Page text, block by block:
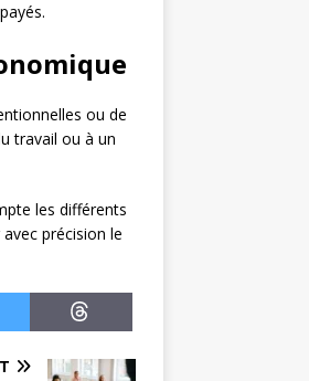
ou de
travail ou à un
les différents
précision le